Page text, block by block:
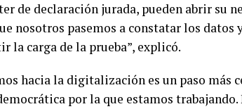
de declaración jurada, pueden abrir su
nosotros pasemos a constatar los datos
la carga de la prueba”, explicó.
hacia la digitalización es un paso más
por la que estamos trabajando.